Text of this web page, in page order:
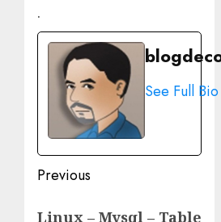
.
See Full Bio
Post
navigation
Previous
Linux – Mysql – Table